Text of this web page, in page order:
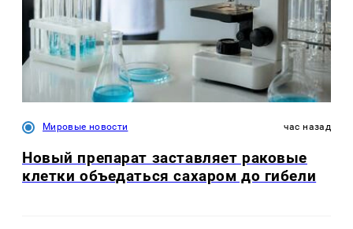
Мировые новости час назад
Новый препарат заставляет раковые
клетки объедаться сахаром до гибели